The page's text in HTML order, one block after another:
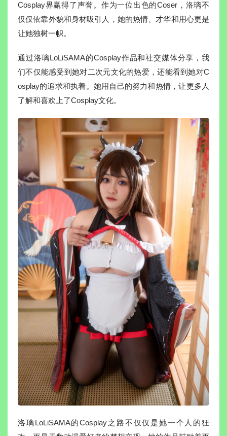
Cosplay界赢得了声誉。作为一位出色的Coser，洛璃不
仅仅依靠外貌和身材吸引人，她的热情、才华和用心更是
让她独树一帜。
通过洛璃LoLiSAMA的Cosplay作品和社交媒体分享，我
们不仅能感受到她对二次元文化的热爱，还能看到她对C
osplay的追求和执着。她用自己的努力和热情，让更多人
了解和喜欢上了Cosplay文化。
洛璃LoLiSAMA的Cosplay之路不仅仅是她一个人的狂